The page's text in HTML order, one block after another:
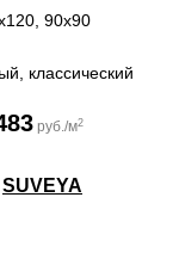
90x90
классический
руб./м2